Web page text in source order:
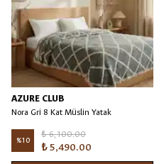
AZURE CLUB
Nora Gri 8 Kat Müslin Yatak
%10
₺ 6,100.00
₺ 5,490.00